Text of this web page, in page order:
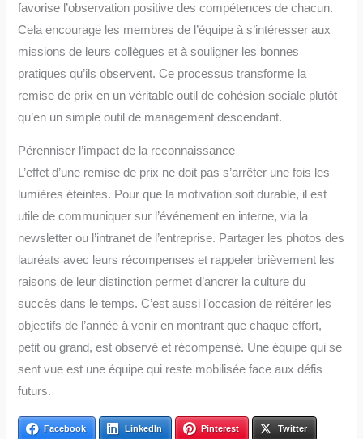
favorise l’observation positive des compétences de chacun.
Cela encourage les membres de l’équipe à s’intéresser aux
missions de leurs collègues et à souligner les bonnes
pratiques qu’ils observent. Ce processus transforme la
remise de prix en un véritable outil de cohésion sociale plutôt
qu’en un simple outil de management descendant.
Pérenniser l’impact de la reconnaissance
L’effet d’une remise de prix ne doit pas s’arrêter une fois les
lumières éteintes. Pour que la motivation soit durable, il est
utile de communiquer sur l’événement en interne, via la
newsletter ou l’intranet de l’entreprise. Partager les photos des
lauréats avec leurs récompenses et rappeler brièvement les
raisons de leur distinction permet d’ancrer la culture du
succès dans le temps. C’est aussi l’occasion de réitérer les
objectifs de l’année à venir en montrant que chaque effort,
petit ou grand, est observé et récompensé. Une équipe qui se
sent vue est une équipe qui reste mobilisée face aux défis
futurs.
Facebook LinkedIn Pinterest Twitter